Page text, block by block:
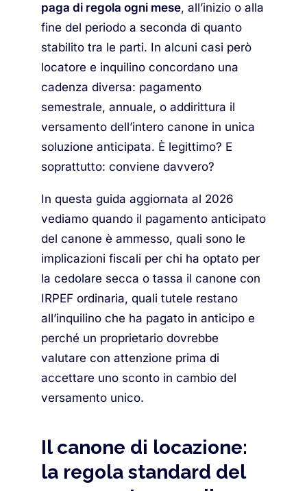
paga di regola ogni mese, all’inizio o alla
fine del periodo a seconda di quanto
stabilito tra le parti. In alcuni casi però
locatore e inquilino concordano una
cadenza diversa: pagamento
semestrale, annuale, o addirittura il
versamento dell’intero canone in unica
soluzione anticipata. È legittimo? E
soprattutto: conviene davvero?
In questa guida aggiornata al 2026
vediamo quando il pagamento anticipato
del canone è ammesso, quali sono le
implicazioni fiscali per chi ha optato per
la cedolare secca o tassa il canone con
IRPEF ordinaria, quali tutele restano
all’inquilino che ha pagato in anticipo e
perché un proprietario dovrebbe
valutare con attenzione prima di
accettare uno sconto in cambio del
versamento unico.
Il canone di locazione:
la regola standard del